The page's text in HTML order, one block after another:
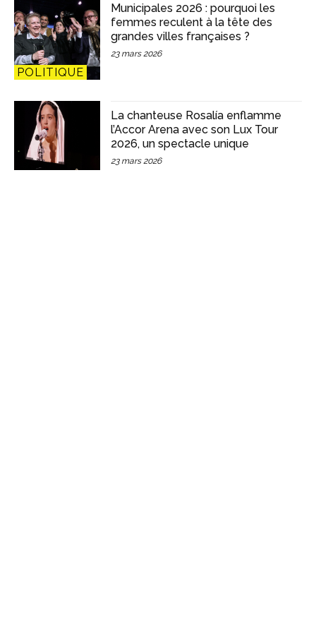
POLITIQUE
Municipales 2026 : pourquoi les
femmes reculent à la tête des
grandes villes françaises ?
23 mars 2026
La chanteuse Rosalía enflamme
l’Accor Arena avec son Lux Tour
2026, un spectacle unique
23 mars 2026